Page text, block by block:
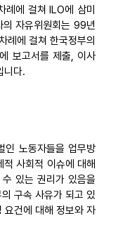
에 걸쳐 ILO에 삼미
자유위원회는 99년
에 걸쳐 한국정부의
보고서를 제출, 이사
니다.
인 노동자들을 업무방
사회적 이슈에 대해
있는 권리가 있음을
구속 사유가 되고 있
요건에 대해 정보와 자